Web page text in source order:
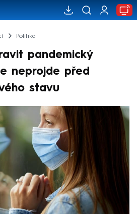
Politika
pandemický
neprojde před
stavu